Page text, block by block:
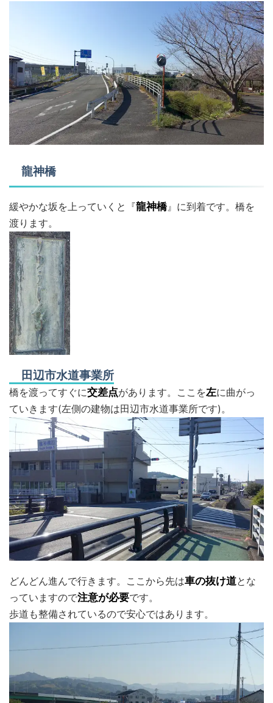
龍神橋
緩やかな坂を上っていくと『龍神橋』に到着です。橋を
渡ります。
田辺市水道事業所
橋を渡ってすぐに交差点があります。ここを左に曲がっ
ていきます(左側の建物は田辺市水道事業所です)。
どんどん進んで行きます。ここから先は車の抜け道とな
っていますので注意が必要です。
歩道も整備されているので安心ではあります。